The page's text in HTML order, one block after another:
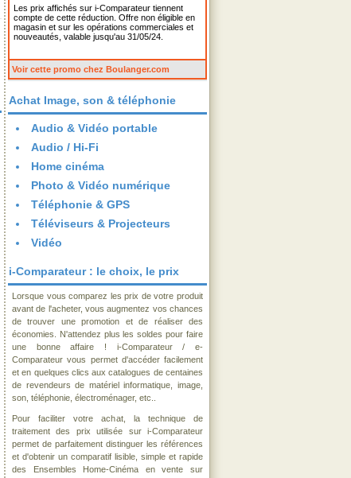
Les prix affichés sur i-Comparateur tiennent
compte de cette réduction. Offre non éligible en
magasin et sur les opérations commerciales et
nouveautés, valable jusqu'au 31/05/24.
Voir cette promo chez Boulanger.com
Achat Image, son & téléphonie
Audio & Vidéo portable
Audio / Hi-Fi
Home cinéma
Photo & Vidéo numérique
Téléphonie & GPS
Téléviseurs & Projecteurs
Vidéo
i-Comparateur : le choix, le prix
Lorsque vous comparez les prix de votre produit
avant de l'acheter, vous augmentez vos chances
de trouver une promotion et de réaliser des
économies. N'attendez plus les soldes pour faire
une bonne affaire ! i-Comparateur / e-
Comparateur vous permet d'accéder facilement
et en quelques clics aux catalogues de centaines
de revendeurs de matériel informatique, image,
son, téléphonie, électroménager, etc..
Pour faciliter votre achat, la technique de
traitement des prix utilisée sur i-Comparateur
permet de parfaitement distinguer les références
et d'obtenir un comparatif lisible, simple et rapide
des Ensembles Home-Cinéma en vente sur